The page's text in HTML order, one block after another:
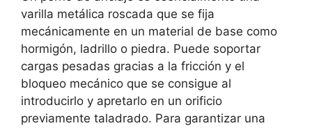
varilla metálica roscada que se fija
mecánicamente en un material de base como
hormigón, ladrillo o piedra. Puede soportar
cargas pesadas gracias a la fricción y el
bloqueo mecánico que se consigue al
introducirlo y apretarlo en un orificio
previamente taladrado. Para garantizar una